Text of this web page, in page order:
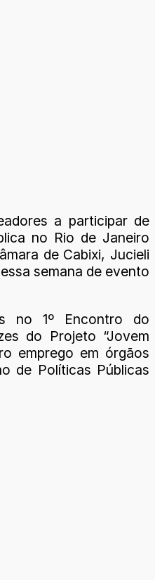
a participar de
no Rio de Janeiro
de Cabixi, Jucieli
semana de evento
no 1º Encontro do
do Projeto “Jovem
emprego em órgãos
de Políticas Públicas